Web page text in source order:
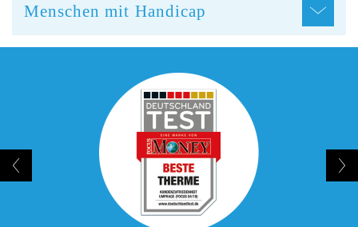
Menschen mit Handicap